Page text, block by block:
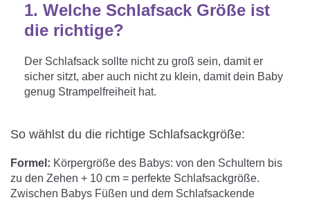
1. Welche Schlafsack Größe ist
die richtige?
Der Schlafsack sollte nicht zu groß sein, damit er
sicher sitzt, aber auch nicht zu klein, damit dein Baby
genug Strampelfreiheit hat.
So wählst du die richtige Schlafsackgröße:
Formel: Körpergröße des Babys: von den Schultern bis
zu den Zehen + 10 cm = perfekte Schlafsackgröße.
Zwischen Babys Füßen und dem Schlafsackende